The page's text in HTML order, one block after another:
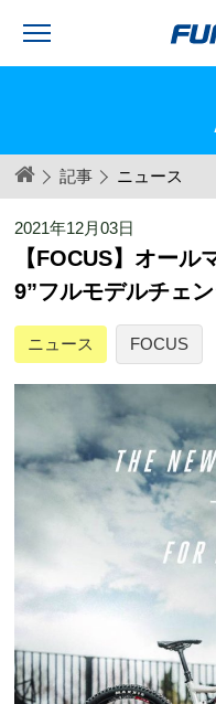
記事 ニュース
2021年12月03日
【FOCUS】オー
9”フルモデルチェ
ニュース FOCUS